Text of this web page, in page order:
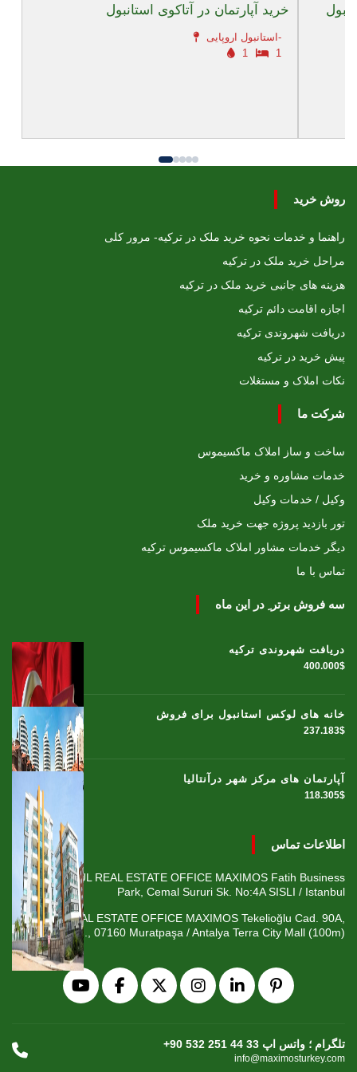
خرید آپارتمان در آتاکوی استانبول
استانبول اروپایی-
1
1
روش خرید
راهنما و خدمات نحوه خرید ملک در ترکیه- مرور کلی
مراحل خرید ملک در ترکیه
هزینه های جانبی خرید ملک در ترکیه
اجازه اقامت دائم ترکیه
دریافت شهروندی ترکیه
پیش خرید در ترکیه
نکات املاک و مستغلات
شرکت ما
ساخت و ساز املاک ماکسیموس
خدمات مشاوره و خرید
وکیل / خدمات وکیل
تور بازدید پروژه جهت خرید ملک
دیگر خدمات مشاور املاک ماکسیموس ترکیه
تماس با ما
سه فروش برتر ِ در این ماه
دریافت شهروندی ترکیه
400.000$
خانه های لوکس استانبول برای فروش
237.183$
آپارتمان های مرکز شهر درآنتالیا
118.305$
اطلاعات تماس
ISTANBUL REAL ESTATE OFFICE MAXIMOS Fatih Business
Park, Cemal Sururi Sk. No:4A SISLI / Istanbul
ANTALYA REAL ESTATE OFFICE MAXIMOS Tekelioğlu Cad. 90A,
Fener Mah., 07160 Muratpaşa / Antalya Terra City Mall (100m)
+90 532 251 44 33 تلگرام ؛ واتس اپ
info@maximosturkey.com